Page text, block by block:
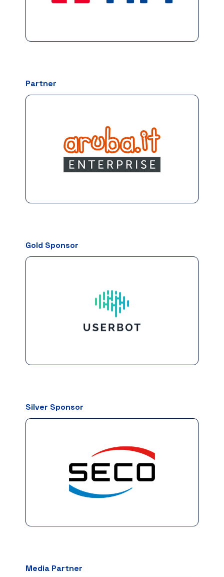
Partner
Gold Sponsor
Silver Sponsor
Media Partner